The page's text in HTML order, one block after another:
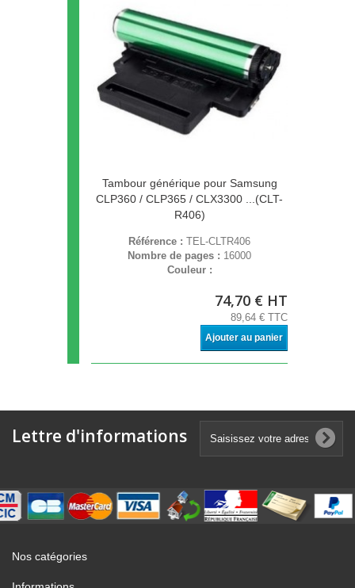
Tambour générique pour Samsung
CLP360 / CLP365 / CLX3300 ...(CLT-
R406)
Référence : TEL-CLTR406
Nombre de pages : 16000
Couleur :
74,70 € HT
89,64 € TTC
Ajouter au panier
Lettre d'informations
Nos catégories